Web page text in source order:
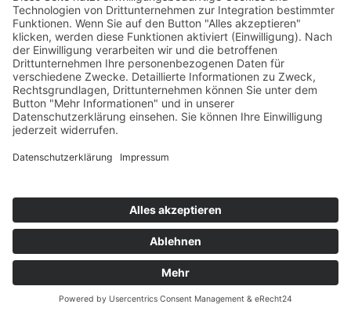
Impressum Datenschutz
Kontakt
Tierärzte / Notdienst
Inhaltsverzeichnis
Vermisstes Tier melden
Satzung
Barrierefreiheit
© 2026 Tierschutzverein Aschaffenburg und Umgebung
e.V.
Website sponsored byMichael Lamas Web- und
Grafikdesign